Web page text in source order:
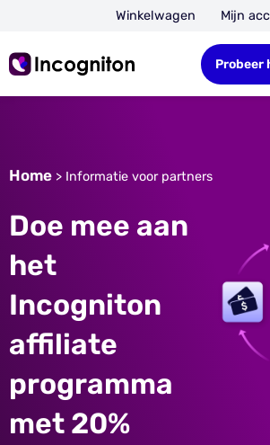
Winkelwagen Mijn
Probeer
Home > Informatie voor partners
Doe mee aan
het
Incogniton
affiliate
programma
met 20%